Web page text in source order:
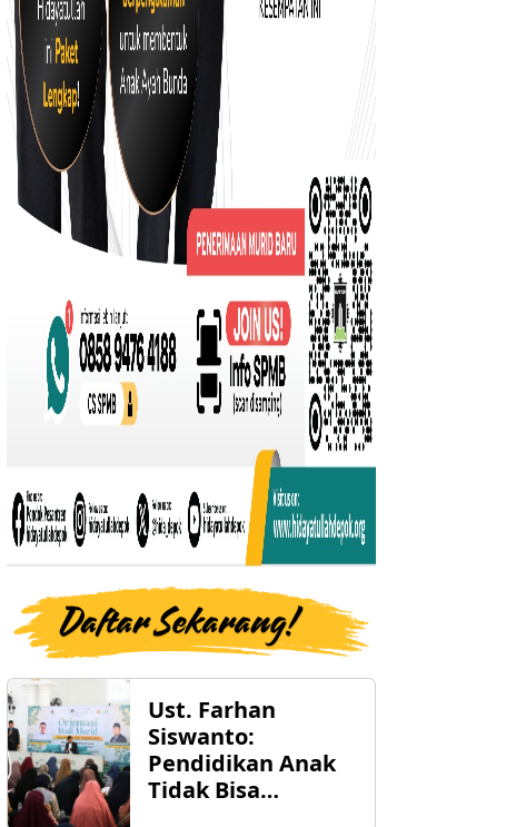
Ust. Farhan
Siswanto:
Pendidikan Anak
Tidak Bisa